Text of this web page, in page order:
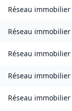
Réseau immobilier
Réseau immobilier
Réseau immobilier
Réseau immobilier
Réseau immobilier